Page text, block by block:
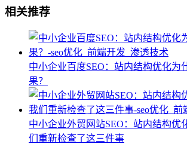
相关推荐
中小企业百度SEO：站内结构优化为
果？
中小企业外贸网站SEO：站内结构优
们重新检查了这三件事